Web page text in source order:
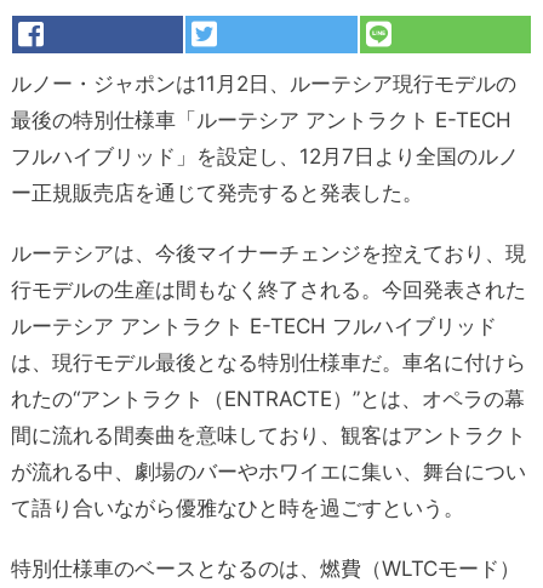
ルノー・ジャポンは11月2日、ルーテシア現行モデルの
最後の特別仕様車「ルーテシア アントラクト E-TECH
フルハイブリッド」を設定し、12月7日より全国のルノ
ー正規販売店を通じて発売すると発表した。
ルーテシアは、今後マイナーチェンジを控えており、現
行モデルの生産は間もなく終了される。今回発表された
ルーテシア アントラクト E-TECH フルハイブリッド
は、現行モデル最後となる特別仕様車だ。車名に付けら
れたの“アントラクト（ENTRACTE）”とは、オペラの幕
間に流れる間奏曲を意味しており、観客はアントラクト
が流れる中、劇場のバーやホワイエに集い、舞台につい
て語り合いながら優雅なひと時を過ごすという。
特別仕様車のベースとなるのは、燃費（WLTCモード）